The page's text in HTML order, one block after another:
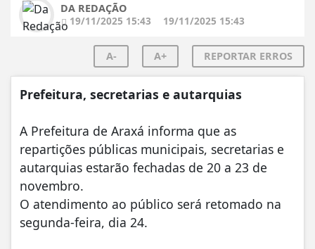
DA REDAÇÃO
19/11/2025 15:43
19/11/2025 15:43
A- A+ REPORTAR ERROS
Prefeitura, secretarias e autarquias
A Prefeitura de Araxá informa que as
repartições públicas municipais, secretarias e
autarquias estarão fechadas de 20 a 23 de
novembro.
O atendimento ao público será retomado na
segunda-feira, dia 24.